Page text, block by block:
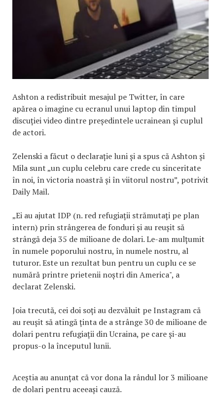
Ashton a redistribuit mesajul pe Twitter, în care
apărea o imagine cu ecranul unui laptop din timpul
discuției video dintre președintele ucrainean și cuplul
de actori.
Zelenski a făcut o declarație luni și a spus că Ashton și
Mila sunt „un cuplu celebru care crede cu sinceritate
în noi, în victoria noastră și în viitorul nostru”, potrivit
Daily Mail.
„Ei au ajutat IDP (n. red refugiații strămutați pe plan
intern) prin strângerea de fonduri și au reușit să
strângă deja 35 de milioane de dolari. Le-am mulțumit
în numele poporului nostru, în numele nostru, al
tuturor. Este un rezultat bun pentru un cuplu ce se
numără printre prietenii noștri din America", a
declarat Zelenski.
Joia trecută, cei doi soți au dezvăluit pe Instagram că
au reușit să atingă ținta de a strânge 30 de milioane de
dolari pentru refugiații din Ucraina, pe care și-au
propus-o la începutul lunii.
Aceștia au anunțat că vor dona la rândul lor 3 milioane
de dolari pentru aceeași cauză.